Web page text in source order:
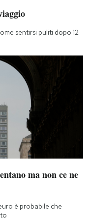
sentirsi puliti dopo 12
ma non ce ne
è probabile che